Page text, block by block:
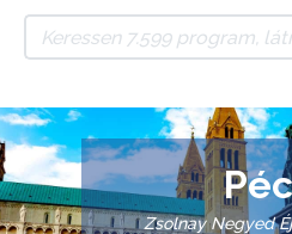
Zsolnay Negyed